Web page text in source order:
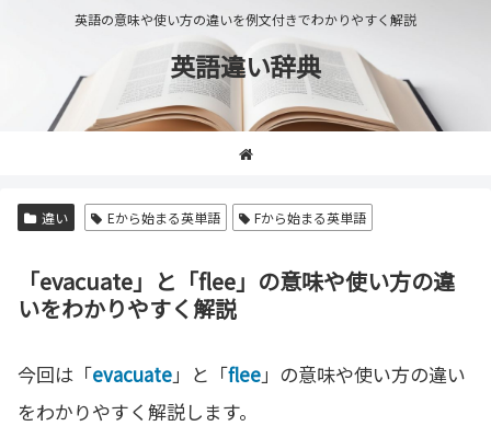
英語の意味や使い方の違いを例文付きでわかりやすく解説
英語違い辞典
違い Eから始まる英単語 Fから始まる英単語
「evacuate」と「flee」の意味や使い方の違
いをわかりやすく解説
今回は「evacuate」と「flee」の意味や使い方の違い
をわかりやすく解説します。